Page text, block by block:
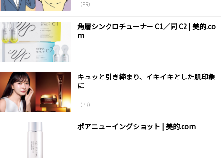
（PR）
角層シンクロチューナー C1／同 C2 | 美的.co
m
キュッと引き締まり、イキイキとした肌印象
に
（PR）
ポアニューイングショット | 美的.com